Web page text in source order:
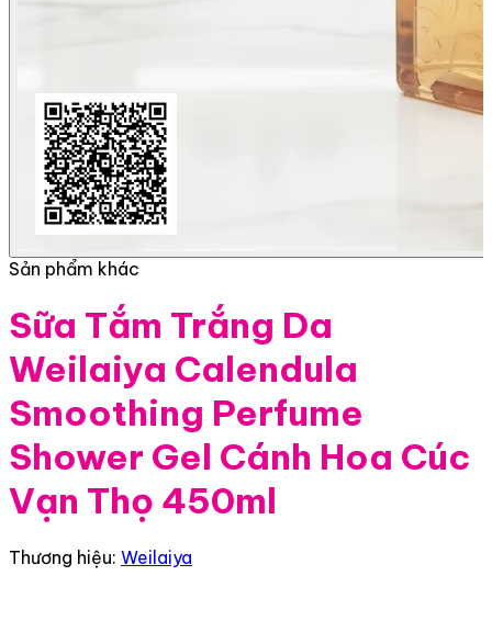
Sản phẩm khác
Sữa Tắm Trắng Da
Weilaiya Calendula
Smoothing Perfume
Shower Gel Cánh Hoa Cúc
Vạn Thọ 450ml
Thương hiệu: Weilaiya